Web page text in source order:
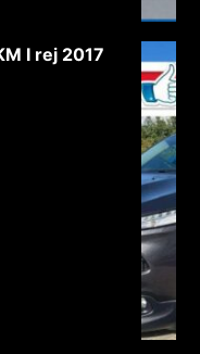
I rej 2017